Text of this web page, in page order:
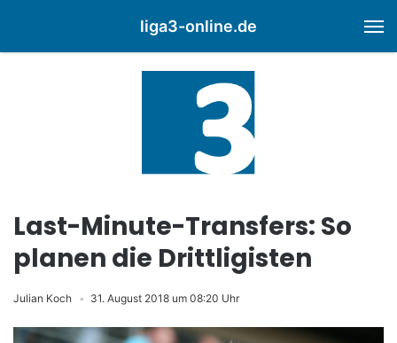
liga3-online.de
Last-Minute-Transfers: So
planen die Drittligisten
Julian Koch 31. August 2018 um 08:20 Uhr